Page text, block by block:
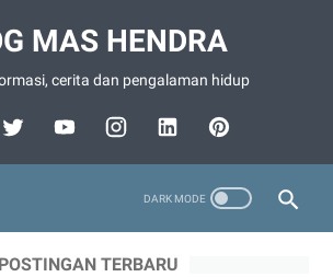
MAS HENDRA
cerita dan pengalaman hidup
POSTINGAN TERBARU